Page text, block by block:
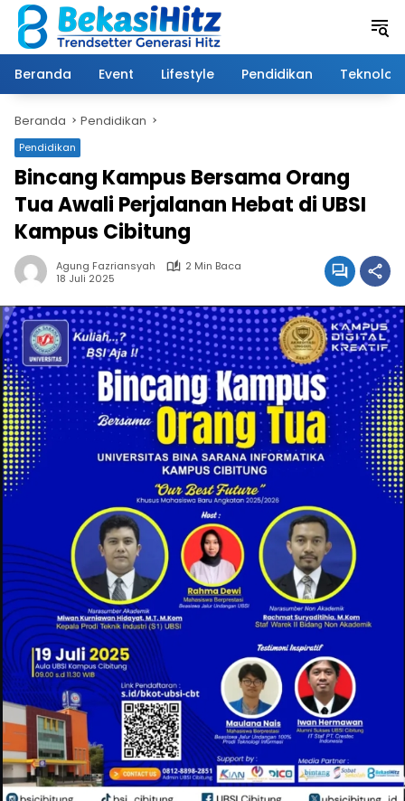
Langsung
konten
Beranda
Event Lifestyle Pendidikan Teknologi
Beranda Pendidikan
Pendidikan
Bincang Kampus Bersama Orang
Tua Awali Perjalanan Hebat di UBSI
Kampus Cibitung
Agung Fazriansyah
2 Min Baca
18 Juli 2025